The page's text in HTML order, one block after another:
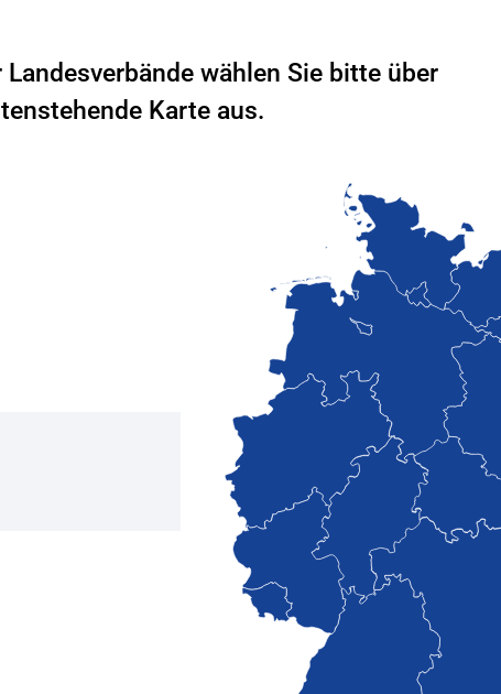
Landesverbände wählen Sie bitte über
Karte aus.